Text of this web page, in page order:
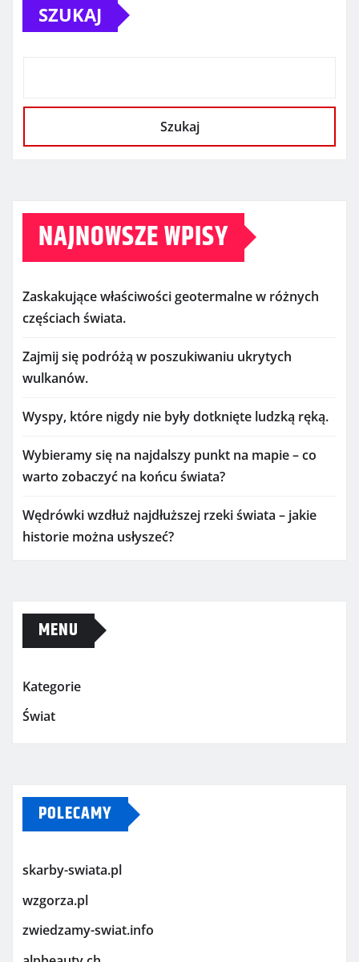
SZUKAJ
Szukaj
NAJNOWSZE WPISY
Zaskakujące właściwości geotermalne w różnych
częściach świata.
Zajmij się podróżą w poszukiwaniu ukrytych
wulkanów.
Wyspy, które nigdy nie były dotknięte ludzką ręką.
Wybieramy się na najdalszy punkt na mapie – co
warto zobaczyć na końcu świata?
Wędrówki wzdłuż najdłuższej rzeki świata – jakie
historie można usłyszeć?
MENU
Kategorie
Świat
POLECAMY
skarby-swiata.pl
wzgorza.pl
zwiedzamy-swiat.info